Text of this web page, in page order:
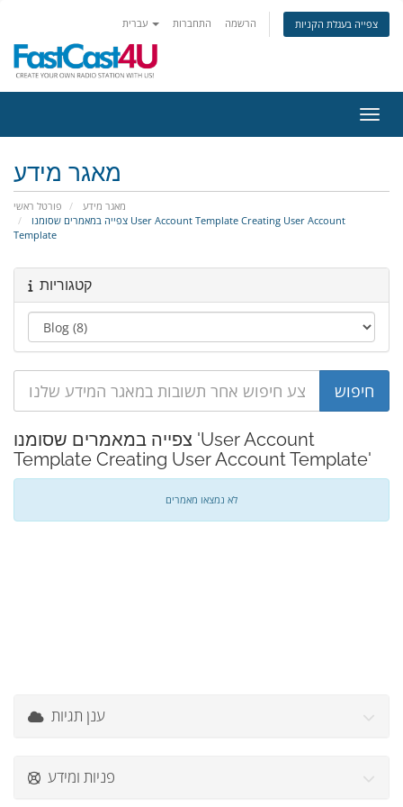
התחברות הרשמה צפייה בעגלת הקניות
מאגר מידע
פורטל ראשי
מאגר מידע
Template
קטגוריות
צפייה במאמרים שסומנו 'User Account
Template Creating User Account Template'
לא נמצאו מאמרים
ענן תגיות
פניות ומידע